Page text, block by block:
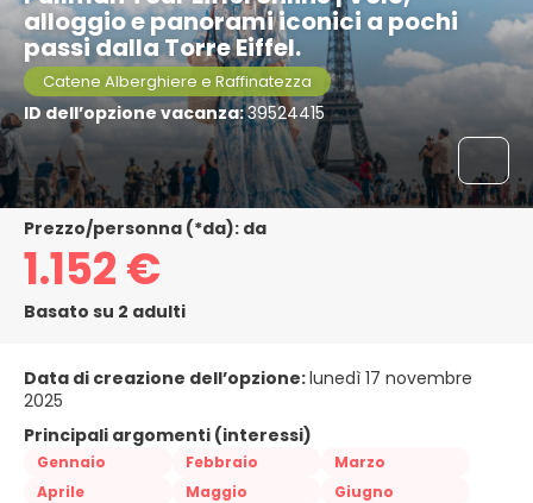
alloggio e panorami iconici a pochi
passi dalla Torre Eiffel.
Catene Alberghiere e Raffinatezza
ID dell’opzione vacanza:39524415
Prezzo/personna (*da): da
1.152 €
Basato su 2 adulti
Data di creazione dell’opzione:lunedì 17 novembre
2025
Principali argomenti (interessi)
Gennaio Febbraio
Marzo
Aprile
Maggio
Giugno